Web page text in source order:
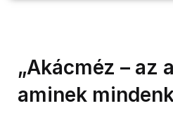
„Akácméz – az
aminek